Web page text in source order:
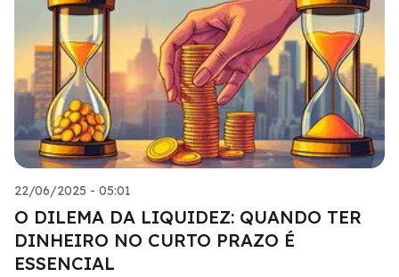
22/06/2025 - 05:01
O DILEMA DA LIQUIDEZ: QUANDO TER
DINHEIRO NO CURTO PRAZO É
ESSENCIAL